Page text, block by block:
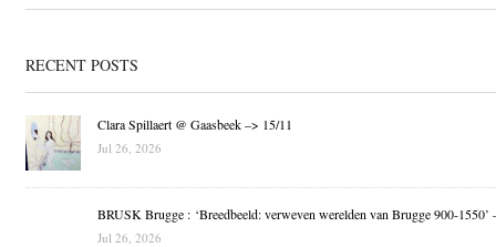
RECENT POSTS
Clara Spillaert @ Gaasbeek –> 15/11
Jul 26, 2026
BRUSK Brugge : ‘Breedbeeld: verweven werelden van Brugge 900-1550’
Jul 26, 2026